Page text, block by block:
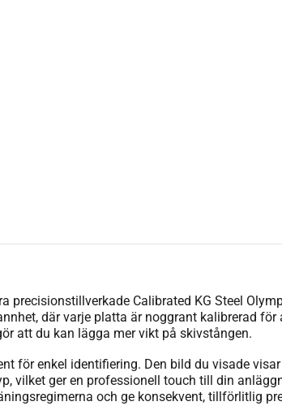
precisionstillverkade Calibrated KG Steel
där varje platta är noggrant kalibrerad
att du kan lägga mer vikt på skivstången.
för enkel identifiering. Den bild du visade
vilket ger en professionell touch till din
och ge konsekvent, tillförlitlig